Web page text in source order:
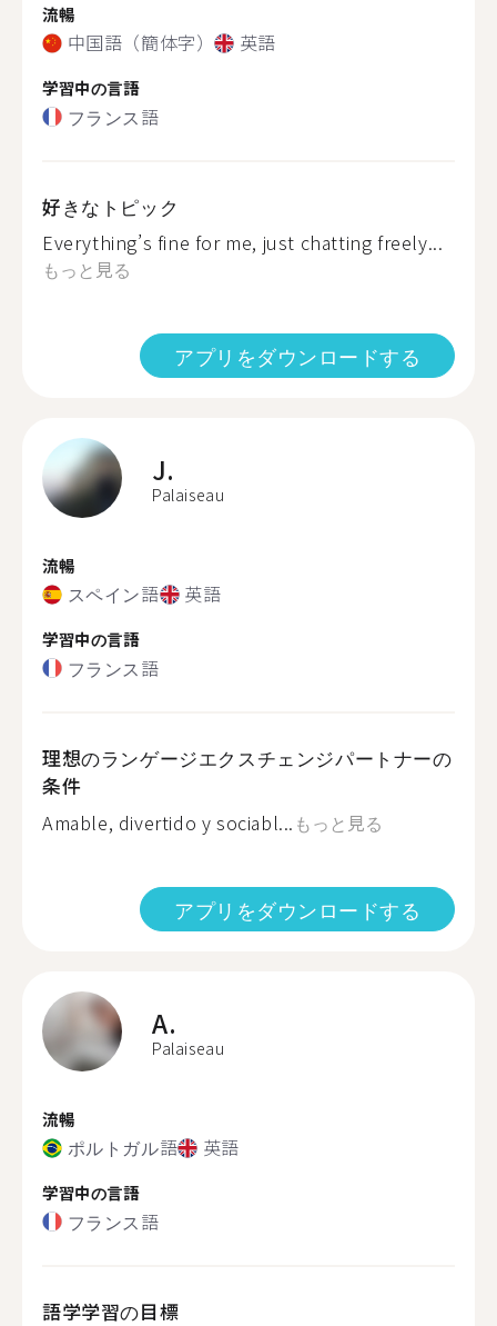
流暢
中国語（簡体字） 英語
学習中の言語
フランス語
好きなトピック
Everything’s fine for me, just chatting freely...
もっと見る
アプリをダウンロードする
J.
Palaiseau
流暢
スペイン語 英語
学習中の言語
フランス語
理想のランゲージエクスチェンジパートナーの
条件
Amable, divertido y sociabl... もっと見る
アプリをダウンロードする
A.
Palaiseau
流暢
ポルトガル語 英語
学習中の言語
フランス語
語学学習の目標